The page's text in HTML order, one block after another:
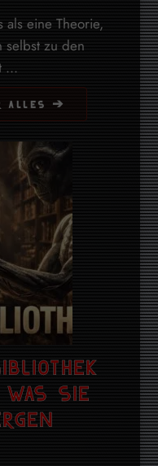
als eine Theorie,
selbst zu den
...
alles ➔
sie